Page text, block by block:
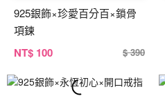
925銀飾×珍愛百分百×鎖骨
項鍊
NT$ 100 $ 390